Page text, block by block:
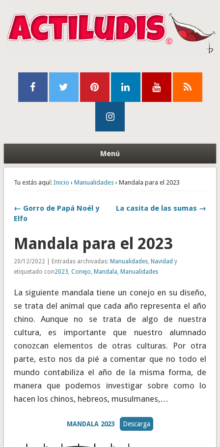
Menú
Tu estás aquí: Inicio › Manualidades› Mandala para el 2023
← Gorro de Papá Noél y
Elfo
La casita de las sumas →
Mandala para el 2023
20/12/2022 | Entradas archivadas: Manualidades, Navidad y
etiquetado con2023, Conejo, Mandala, Manualidades
La siguiente mandala tiene un conejo en su diseño,
se trata del animal que cada año representa el año
chino. Aunque no se trata de algo de nuestra
cultura, es importante que nuestro alumnado
conozcan elementos de otras culturas. Por otra
parte, esto nos da pié a comentar que no todo el
mundo contabiliza el año de la misma forma, de
manera que podemos investigar sobre como lo
hacen los chinos, hebreos, musulmanes,…
MANDALA 2023 Descarga